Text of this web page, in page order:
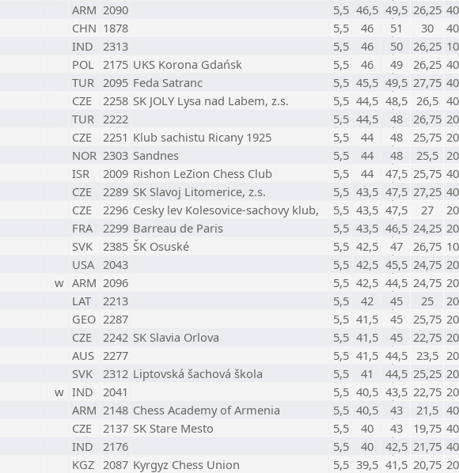
ARM 2090 5,5 46,5 49,5 26,25 40
CHN 1878 5,5 46 51 30 40
IND 2313 5,5 46 50 26,25 10
POL 2175 UKS Korona Gdańsk 5,5 46 49 26,25 40
TUR 2095 Feda Satranc 5,5 45,5 49,5 27,75 40
CZE 2258 SK JOLY Lysa nad Labem, z.s. 5,5 44,5 48,5 26,5 40
TUR 2222 5,5 44,5 48 26,75 20
CZE 2251 Klub sachistu Ricany 1925 5,5 44 48 25,75 20
NOR 2303 Sandnes 5,5 44 48 25,5 20
ISR 2009 Rishon LeZion Chess Club 5,5 44 47,5 25,75 40
CZE 2289 SK Slavoj Litomerice, z.s. 5,5 43,5 47,5 27,25 40
CZE 2296 Cesky lev Kolesovice-sachovy klub, 5,5 43,5 47,5 27 20
FRA 2299 Barreau de Paris 5,5 43,5 46,5 24,25 20
SVK 2385 ŠK Osuské 5,5 42,5 47 26,75 10
USA 2043 5,5 42,5 45,5 24,75 20
w ARM 2096 5,5 42,5 44,5 24,75 20
LAT 2213 5,5 42 45 25 20
GEO 2287 5,5 41,5 45 25,75 20
CZE 2242 SK Slavia Orlova 5,5 41,5 45 22,75 20
AUS 2277 5,5 41,5 44,5 23,5 20
SVK 2312 Liptovská šachová škola 5,5 41 44,5 25,25 20
w IND 2041 5,5 40,5 43,5 22,75 20
ARM 2148 Chess Academy of Armenia 5,5 40,5 43 21,5 40
CZE 2137 SK Stare Mesto 5,5 40 43 19,75 40
IND 2176 5,5 40 42,5 21,75 40
KGZ 2087 Kyrgyz Chess Union 5,5 39,5 41,5 20,75 20